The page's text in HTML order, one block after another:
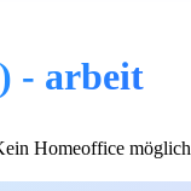
- arbeit
Homeoffice möglich